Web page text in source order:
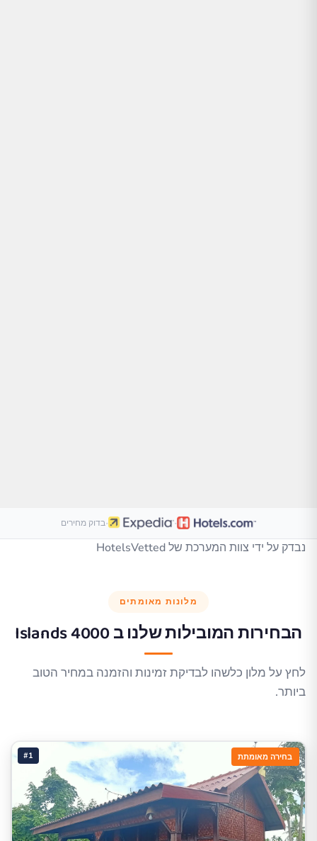
·
·בדוק מחירים
נבדק על ידי צוות המערכת של HotelsVetted
מלונות מאומתים
הבחירות המובילות שלנו ב4000 Islands
לחץ על מלון כלשהו לבדיקת זמינות והזמנה במחיר הטוב
ביותר.
#1 בחירה מאומתת